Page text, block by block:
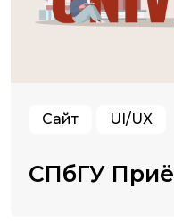
Сайт UI/UX
СПбГУ